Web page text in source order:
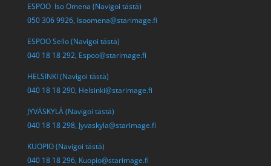
ESPOO Iso Omena (Navigoi tästä)
050 306 9926, Isoomena@starimage.fi
ESPOO Sello (Navigoi tästä)
040 18 18 292, Espoo@starimage.fi
HELSINKI (Navigoi tästä)
040 18 18 290, Helsinki@starimage.fi
JYVÄSKYLÄ (Navigoi tästä)
040 18 18 298, Jyvaskyla@starimage.fi
KUOPIO (Navigoi tästä)
040 18 18 296, Kuopio@starimage.fi